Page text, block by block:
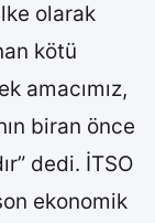
olarak
kötü
amacımız,
biran önce
dedi. İTSO
ekonomik